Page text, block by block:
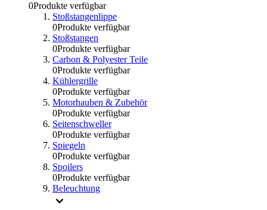
0Produkte verfügbar
Stoßstangenlippe
0Produkte verfügbar
Stoßstangen
0Produkte verfügbar
Carbon & Polyester Teile
0Produkte verfügbar
Kühlergrille
0Produkte verfügbar
Motorhauben & Zubehör
0Produkte verfügbar
Seitenschweller
0Produkte verfügbar
Spiegeln
0Produkte verfügbar
Spoilers
0Produkte verfügbar
Beleuchtung